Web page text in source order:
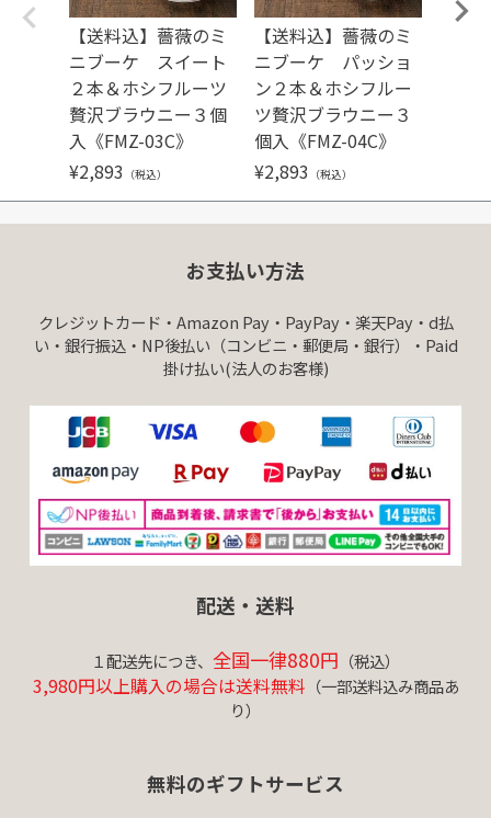
【送料込】薔薇のミ
ニブーケ スイート
２本＆ホシフルーツ
贅沢ブラウニー３個
入《FMZ-03C》
¥2,893 （税込）
【送料込】薔薇のミ
ニブーケ パッショ
ン２本＆ホシフルー
ツ贅沢ブラウニー３
個入《FMZ-04C》
¥2,893 （税込）
お支払い方法
クレジットカード・Amazon Pay・PayPay・楽天Pay・d払
い・銀行振込・NP後払い（コンビニ・郵便局・銀行）・Paid
掛け払い(法人のお客様)
配送・送料
１配送先につき、 全国一律880円 （税込）
3,980円以上購入の場合は送料無料 （一部送料込み商品あ
り）
無料のギフトサービス